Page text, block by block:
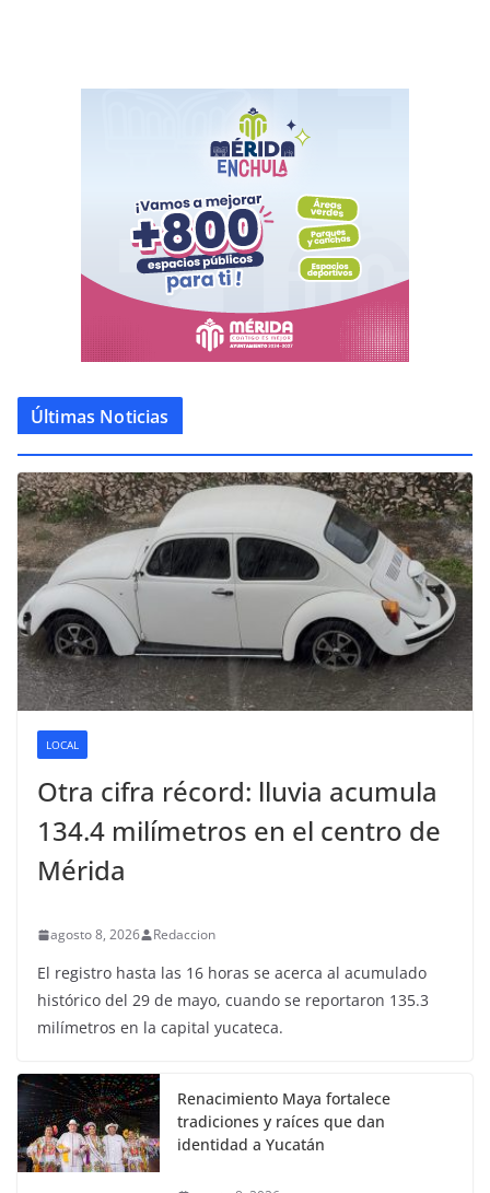
Últimas Noticias
LOCAL
Otra cifra récord: lluvia acumula
134.4 milímetros en el centro de
Mérida
agosto 8, 2026 Redaccion
El registro hasta las 16 horas se acerca al acumulado
histórico del 29 de mayo, cuando se reportaron 135.3
milímetros en la capital yucateca.
Renacimiento Maya fortalece
tradiciones y raíces que dan
identidad a Yucatán